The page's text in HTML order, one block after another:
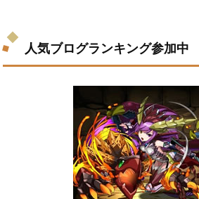
人気ブログランキング参加中